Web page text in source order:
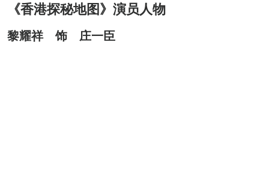
《香港探秘地图》演员人物
黎耀祥 饰 庄一臣